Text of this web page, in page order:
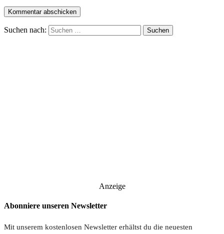
Suchen nach:
Anzeige
Abonniere unseren Newsletter
Mit unserem kostenlosen Newsletter erhältst du die neuesten